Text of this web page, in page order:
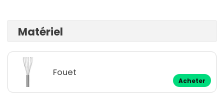
Matériel
Fouet
Acheter